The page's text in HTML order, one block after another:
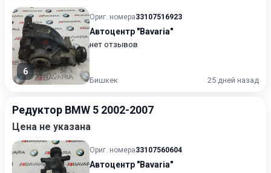
6
Ориг. номера33107516923
Автоцентр "Bavaria"
нет отзывов
Бишкек 25 дней назад
Редуктор BMW 5 2002-2007
Цена не указана
Ориг. номера33107560604
Автоцентр "Bavaria"